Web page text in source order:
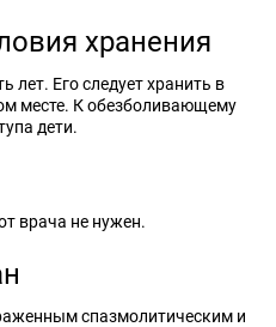
хранения
лет. Его следует хранить в
месте. К обезболивающему
дети.
врача не нужен.
спазмолитическим и